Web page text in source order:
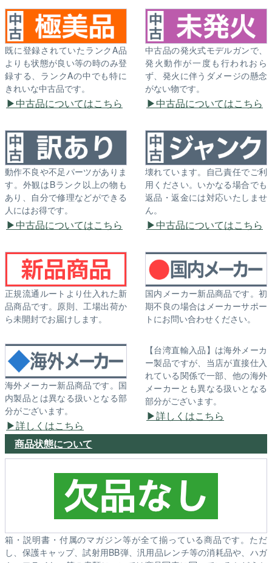
既に登録されていたランクA品
よりも状態が良い等の時のみ登
録する、ランクAの中でも特に
きれいな中古品です。
中古品についてはこちら
中古品の発火式モデルガンで、
発火動作が一度も行われおら
ず、発火に伴うダメージの懸念
がない物です。
中古品についてはこちら
動作不良や不足パーツがありま
す。外観はBランク以上の物も
あり、自分で修理などができる
人にはお得です。
中古品についてはこちら
壊れています。自己責任でご利
用ください。いかなる場合でも
返品・返金には対応いたしませ
ん。
中古品についてはこちら
正規流通ルートより仕入れた新
品商品です。原則、工場出荷か
ら未開封でお届けします。
国内メーカー新品商品です。初
期不良の場合はメーカーサポー
トにお問い合わせください。
海外メーカー新品商品です。国
内製品とは異なる扱いとなる部
分がございます。
詳しくはこちら
【台湾直輸入品】は海外メーカ
ー製品ですが、当店が直接仕入
れている関係で一部、他の海外
メーカーとも異なる扱いとなる
部分がございます。
詳しくはこちら
商品状態について
箱・説明書・付属のマガジン等が全て揃っている商品です。ただ
し、保護キャップ、試射用BB弾、汎用品レンチ等の消耗品や、ハガ